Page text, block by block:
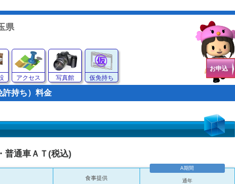
県
お申込
アクセス 写真館 仮免持ち
許持ち）料金
普通車ＡＴ(税込)
食事提供
A期間
通年